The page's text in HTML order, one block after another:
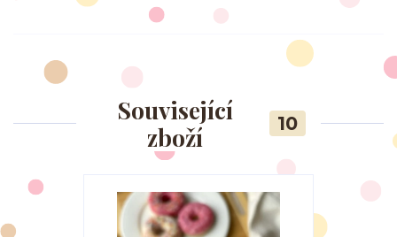
Související
zboží
10